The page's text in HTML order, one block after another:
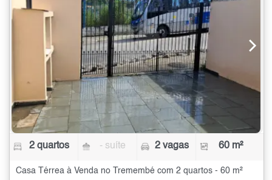
2 quartos - suíte 2 vagas 60 m²
Casa Térrea à Venda no Tremembé com 2 quartos - 60 m²